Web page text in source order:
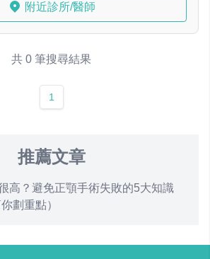
附近診所/醫師
共 0 筆搜尋結果
1
推薦文章
高？避免正顎手術失敗的5大知識
劃重點）